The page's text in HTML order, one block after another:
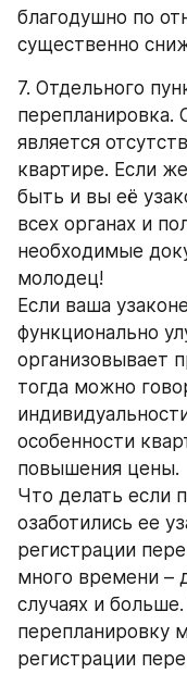
благодушно по
существенно
7. Отдельного
является
квартире. Если
быть и вы её
всех органах и
необходимые
молодец!
Если ваша
функционально
организовывает
тогда можно
особенности
повышения цены.
Что делать если
озаботились ее
регистрации
много времени –
случаях и
перепланировку
регистрации